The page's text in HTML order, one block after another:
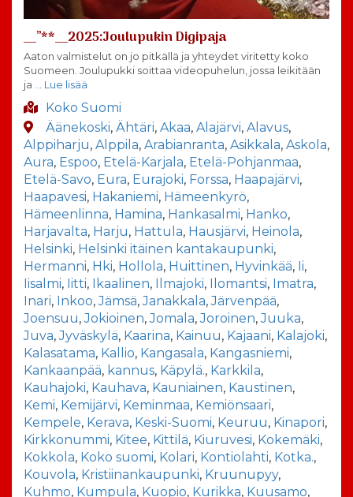
__”**__2025:Joulupukin Digipaja
Aaton valmistelut on jo pitkällä ja yhteydet viritetty koko
Suomeen. Joulupukki soittaa videopuhelun, jossa leikitään
ja … Lue lisää
Koko Suomi
Äänekoski, Ähtäri, Akaa, Alajärvi, Alavus,
Alppiharju, Alppila, Arabianranta, Asikkala, Askola,
Aura, Espoo, Etelä-Karjala, Etelä-Pohjanmaa,
Etelä-Savo, Eura, Eurajoki, Forssa, Haapajärvi,
Haapavesi, Hakaniemi, Hämeenkyrö,
Hämeenlinna, Hamina, Hankasalmi, Hanko,
Harjavalta, Harju, Hattula, Hausjärvi, Heinola,
Helsinki, Helsinki itäinen kantakaupunki,
Hermanni, Hki, Hollola, Huittinen, Hyvinkää, Ii,
Iisalmi, Iitti, Ikaalinen, Ilmajoki, Ilomantsi, Imatra,
Inari, Inkoo,Jämsä,Janakkala,Järvenpää,
Joensuu,Jokioinen,Jomala,Joroinen,Juuka,
Juva,Jyväskylä, Kaarina, Kainuu, Kajaani, Kalajoki,
Kalasatama, Kallio, Kangasala, Kangasniemi,
Kankaanpää, kannus, Käpylä., Karkkila,
Kauhajoki, Kauhava, Kauniainen, Kaustinen,
Kemi, Kemijärvi, Keminmaa, Kemiönsaari,
Kempele, Kerava, Keski-Suomi, Keuruu, Kinapori,
Kirkkonummi, Kitee, Kittilä, Kiuruvesi, Kokemäki,
Kokkola, Koko suomi, Kolari, Kontiolahti, Kotka.,
Kouvola, Kristiinankaupunki, Kruunupyy,
Kuhmo, Kumpula, Kuopio, Kurikka, Kuusamo,